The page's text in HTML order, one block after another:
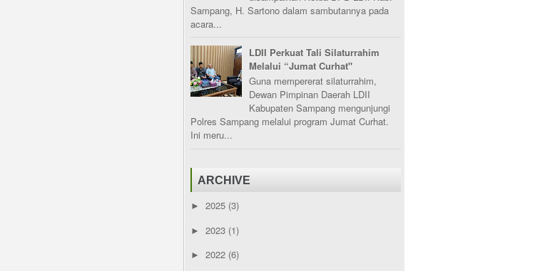
Sampang, H. Sartono dalam sambutannya pada
acara...
LDII Perkuat Tali Silaturrahim
Melalui “Jumat Curhat"
Guna mempererat silaturrahim,
Dewan Pimpinan Daerah LDII
Kabupaten Sampang mengunjungi
Polres Sampang melalui program Jumat Curhat.
Ini meru...
ARCHIVE
► 2025 (3)
► 2023 (1)
► 2022 (6)